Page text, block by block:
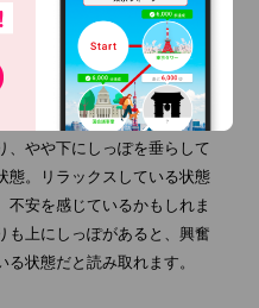
感情が表れています。
、やや下にしっぽを垂らして
態。リラックスしている状態
不安を感じているかもしれま
も上にしっぽがあると、興奮
状態だと読み取れます。